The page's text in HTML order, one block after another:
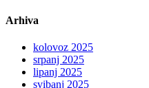
Arhiva
kolovoz 2025
srpanj 2025
lipanj 2025
svibanj 2025